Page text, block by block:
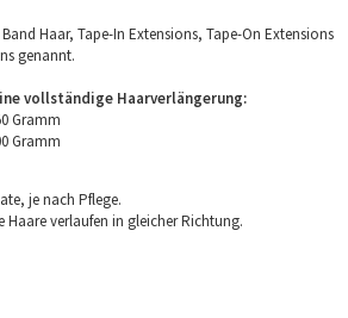
Haar, Tape-In Extensions, Tape-On Extensions
genannt.
vollständige Haarverlängerung:
Gramm
Gramm
je nach Pflege.
Haare verlaufen in gleicher Richtung.